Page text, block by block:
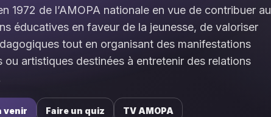
1972 de l’AMOPA nationale en vue de contribuer au
éducatives en faveur de la jeunesse, de valoriser
tout en organisant des manifestations
ou artistiques destinées à entretenir des relations
venir Faire un quiz TV AMOPA